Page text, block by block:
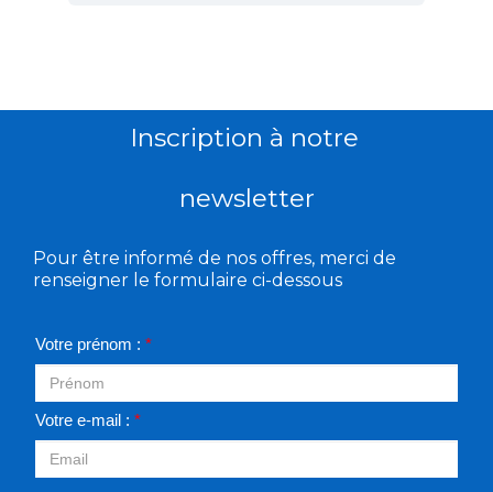
Inscription à notre
newsletter
Pour être informé de nos offres, merci de
renseigner le formulaire ci-dessous
Votre prénom : *
Votre e-mail : *